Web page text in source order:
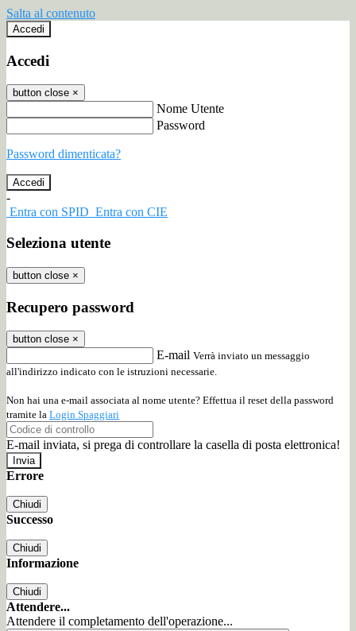
Salta al contenuto
Accedi
Accedi
button close ×
Nome Utente
Password
Password dimenticata?
-
Entra con SPID Entra con CIE
Seleziona utente
button close ×
Recupero password
button close ×
E-mail Verrà inviato un messaggio
all'indirizzo indicato con le istruzioni necessarie.
Non hai una e-mail associata al nome utente? Effettua il reset della password
tramite la Login Spaggiari
E-mail inviata, si prega di controllare la casella di posta elettronica!
Errore
Chiudi
Successo
Chiudi
Informazione
Chiudi
Attendere...
Attendere il completamento dell'operazione...